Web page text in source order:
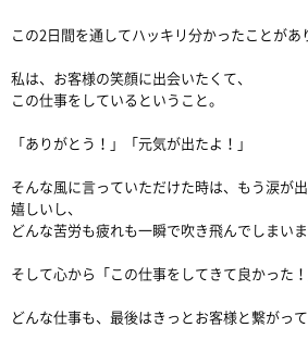
この2日間を通してハッキリ分かったことがあ
私は、お客様の笑顔に出会いたくて、
この仕事をしているということ。
「ありがとう！」「元気が出たよ！」
そんな風に言っていただけた時は、もう涙が
嬉しいし、
どんな苦労も疲れも一瞬で吹き飛んでしまいま
そして心から「この仕事をしてきて良かった！
どんな仕事も、最後はきっとお客様と繋がって